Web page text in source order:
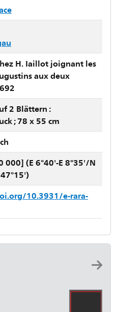
H. Iaillot joignant les
aux deux
2 Blättern :
; 78 x 55 cm
000] (E 6°40'-E 8°35'/N
10.3931/e-rara-